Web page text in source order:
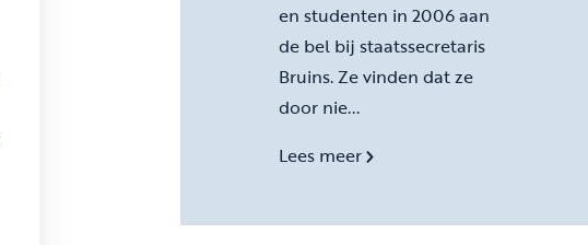
en studenten in 2006 aan
de bel bij staatssecretaris
Bruins. Ze vinden dat ze
door nie...
Lees meer